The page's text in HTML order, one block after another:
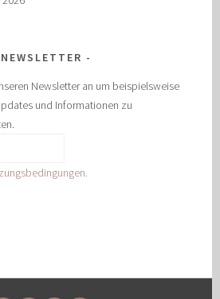
NEWSLETTER
Newsletter an um beispielsweise
und Informationen zu